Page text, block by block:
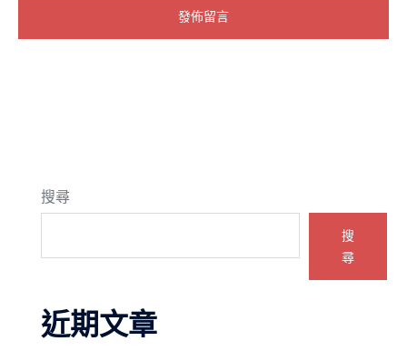
搜尋
搜
尋
近期文章